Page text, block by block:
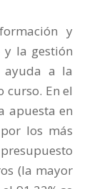
y
la gestión
ayuda a la
curso. En el
apuesta en
por los más
(la mayor